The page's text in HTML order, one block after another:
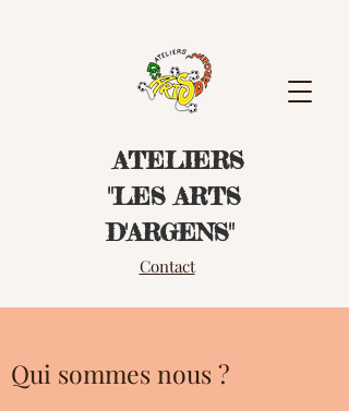
ATELIERS
"LES ARTS
D'ARGENS"
Contact
Qui sommes nous ?